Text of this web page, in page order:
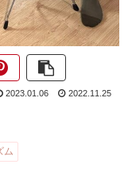
2023.01.06 2022.11.25
ム